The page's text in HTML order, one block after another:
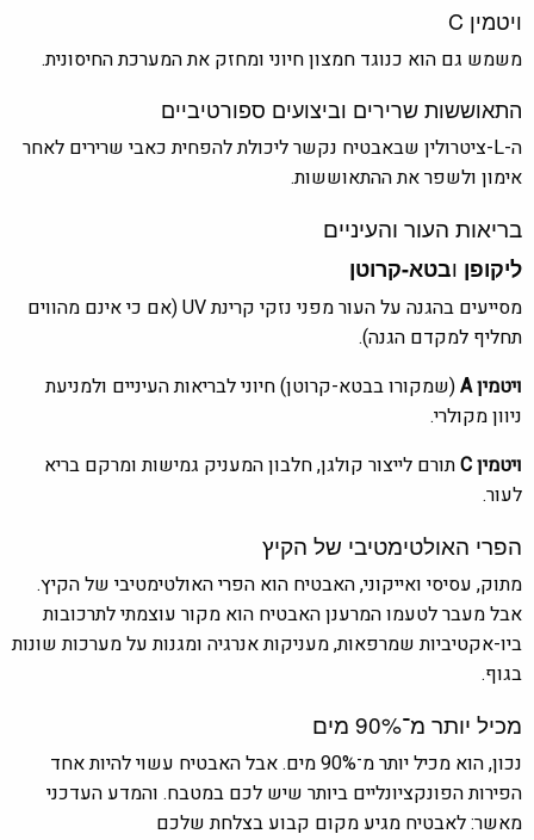
ויטמין C
משמש גם הוא כנוגד חמצון חיוני ומחזק את המערכת החיסונית.
התאוששות שרירים וביצועים ספורטיביים
ה-L-ציטרולין שבאבטיח נקשר ליכולת להפחית כאבי שרירים לאחר
אימון ולשפר את ההתאוששות.
בריאות העור והעיניים
ליקופןו בטא-קרוטן
מסייעים בהגנה על העור מפני נזקי קרינת UV (אם כי אינם מהווים
תחליף למקדם הגנה).
ויטמין A (שמקורו בבטא-קרוטן) חיוני לבריאות העיניים ולמניעת
ניוון מקולרי.
ויטמין C תורם לייצור קולגן, חלבון המעניק גמישות ומרקם בריא
לעור.
הפרי האולטימטיבי של הקיץ
מתוק, עסיסי ואייקוני, האבטיח הוא הפרי האולטימטיבי של הקיץ.
אבל מעבר לטעמו המרענן האבטיח הוא מקור עוצמתי לתרכובות
ביו-אקטיביות שמרפאות, מעניקות אנרגיה ומגנות על מערכות שונות
בגוף.
מכיל יותר מ־90% מים
נכון, הוא מכיל יותר מ־90% מים. אבל האבטיח עשוי להיות אחד
הפירות הפונקציונליים ביותר שיש לכם במטבח. והמדע העדכני
מאשר: לאבטיח מגיע מקום קבוע בצלחת שלכם